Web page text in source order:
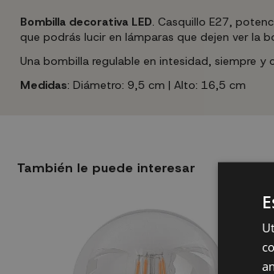
Bombilla decorativa LED. Casquillo E27,
que podrás lucir en lámparas que dejen ver la
Una bombilla regulable en intesidad, siempre
Medidas: Diámetro: 9,5 cm | Alto: 16,5 cm
También le puede interesar